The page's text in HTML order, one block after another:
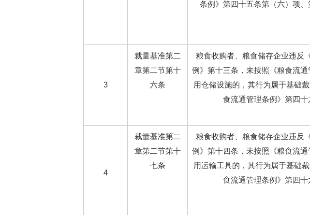
条例》第四十五条第（六）项
3
裁量基准第二
章第二节第十
六条
粮食收购者、粮食储存企业违反
例》第十三条，未按照《粮食流
用仓储设施的，其行为属于基础
食流通管理条例》第四十
4
裁量基准第二
章第二节第十
七条
粮食收购者、粮食储存企业违反
例》第十四条，未按照《粮食流
用运输工具的，其行为属于基础
食流通管理条例》第四十